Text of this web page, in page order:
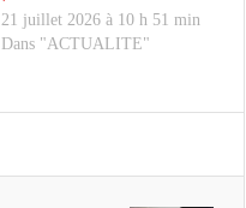
21 juillet 2026 à 10 h 51 min
Dans "ACTUALITE"